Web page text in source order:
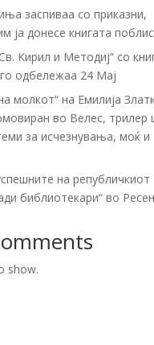
заспиваа со приказни,
ја донесе книгата
Кирил и Методиј“ со
одбележаа 24 Мај
молкот“ на Емилија
во Велес, трилер
за исчезнувања, моќ и
на републичкиот
библиотекари“ во Ресен
show.